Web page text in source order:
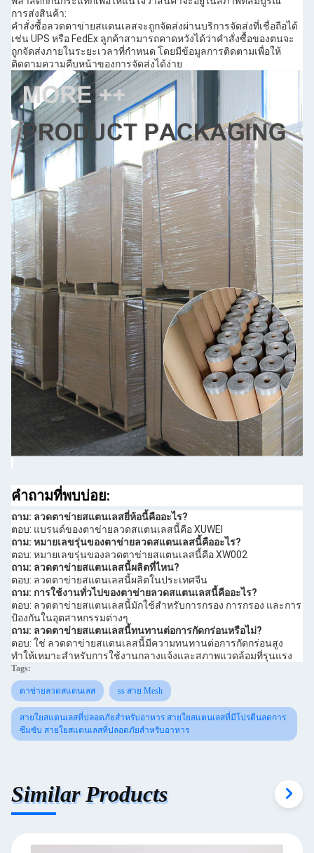
การส่งสินค้า:
คำสั่งซื้อลวดตาข่ายสแตนเลสจะถูกจัดส่งผ่านบริการจัดส่งที่เชื่อถือได้
เช่น UPS หรือ FedEx ลูกค้าสามารถคาดหวังได้ว่าคำสั่งซื้อของตนจะ
ถูกจัดส่งภายในระยะเวลาที่กำหนด โดยมีข้อมูลการติดตามเพื่อให้
ติดตามความคืบหน้าของการจัดส่งได้ง่าย
คำถามที่พบบ่อย:
ถาม: ลวดตาข่ายสแตนเลสยี่ห้อนี้คืออะไร?
ตอบ: แบรนด์ของตาข่ายลวดสแตนเลสนี้คือ XUWEI
ถาม: หมายเลขรุ่นของตาข่ายลวดสแตนเลสนี้คืออะไร?
ตอบ: หมายเลขรุ่นของลวดตาข่ายสแตนเลสนี้คือ XW002
ถาม: ลวดตาข่ายสแตนเลสนี้ผลิตที่ไหน?
ตอบ: ลวดตาข่ายสแตนเลสนี้ผลิตในประเทศจีน
ถาม: การใช้งานทั่วไปของตาข่ายลวดสแตนเลสนี้คืออะไร?
ตอบ: ลวดตาข่ายสแตนเลสนี้มักใช้สำหรับการกรอง การกรอง และการ
ป้องกันในอุตสาหกรรมต่างๆ
ถาม: ลวดตาข่ายสแตนเลสนี้ทนทานต่อการกัดกร่อนหรือไม่?
ตอบ: ใช่ ลวดตาข่ายสแตนเลสนี้มีความทนทานต่อการกัดกร่อนสูง
ทำให้เหมาะสำหรับการใช้งานกลางแจ้งและสภาพแวดล้อมที่รุนแรง
Tags:
ตาข่ายลวดสแตนเลส ss สาย Mesh
สายใยสแตนเลสที่ปลอดภัยสําหรับอาหาร สายใยสแตนเลสที่มีโปรตีนลดการ
ซึมซับ สายใยสแตนเลสที่ปลอดภัยสําหรับอาหาร
Similar Products